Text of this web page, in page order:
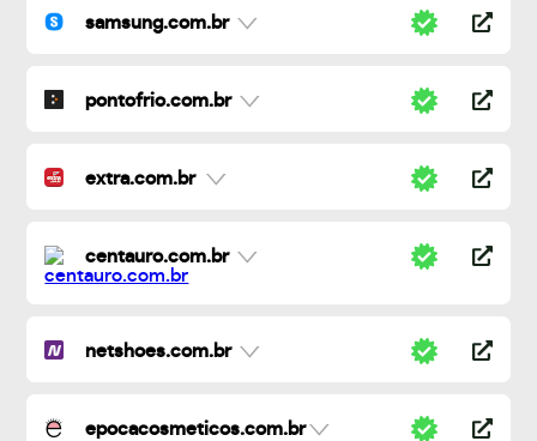
samsung.com.br
pontofrio.com.br
extra.com.br
centauro.com.br
netshoes.com.br
epocacosmeticos.com.br